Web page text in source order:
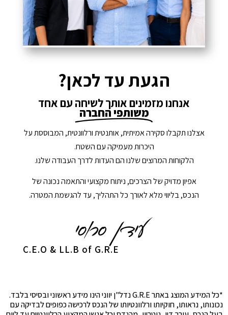
הגעת עד לכאן?
אנחנו מזמינים אותך לשיחה עם אחד
משותפי החברה
אצלנו תקבלו סקירה אמיתית, אותנטית ורלוונטית, המבוססת על
היכרות מעמיקה עם השטח.
הלקוחות המרוצים שלנו הם העדות לדרך העבודה שלנו.
אפיון מדויק של הצרכים, ניתוח מקצועי והתאמה נכונה של
הנכס, בליווי מלא לאורך כל התהליך, עד להגשמת המטרה.
C.E.O & LL.B of G.R.E
*כל המידע המוצג באתר G.R.E נדל"ן יווני הינו מידע ראשוני ובסיסי בלבד.
נכונותו, נראותו, חוקיותו ורלוונטיותו של הנכס לרכישה כפופים לבדיקה עם